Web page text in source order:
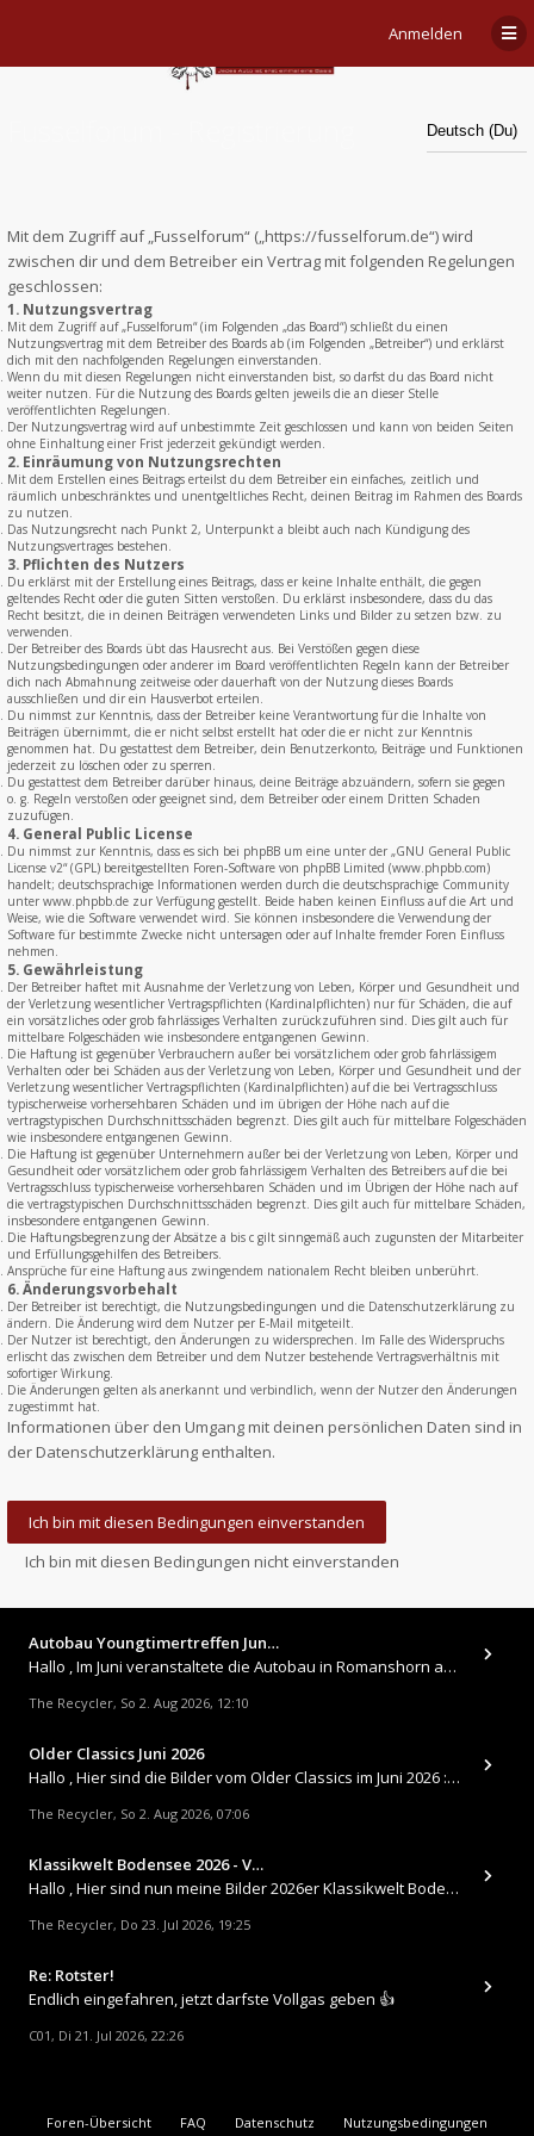
Anmelden
Mit dem Zugriff auf „Fusselforum“ („https://fusselforum.de“) wird
zwischen dir und dem Betreiber ein Vertrag mit folgenden Regelungen
geschlossen:
1. Nutzungsvertrag
Mit dem Zugriff auf „Fusselforum“ (im Folgenden „das Board“) schließt du einen
Nutzungsvertrag mit dem Betreiber des Boards ab (im Folgenden „Betreiber“) und erklärst
dich mit den nachfolgenden Regelungen einverstanden.
Wenn du mit diesen Regelungen nicht einverstanden bist, so darfst du das Board nicht
weiter nutzen. Für die Nutzung des Boards gelten jeweils die an dieser Stelle
veröffentlichten Regelungen.
Der Nutzungsvertrag wird auf unbestimmte Zeit geschlossen und kann von beiden Seiten
ohne Einhaltung einer Frist jederzeit gekündigt werden.
2. Einräumung von Nutzungsrechten
Mit dem Erstellen eines Beitrags erteilst du dem Betreiber ein einfaches, zeitlich und
räumlich unbeschränktes und unentgeltliches Recht, deinen Beitrag im Rahmen des Boards
zu nutzen.
Das Nutzungsrecht nach Punkt 2, Unterpunkt a bleibt auch nach Kündigung des
Nutzungsvertrages bestehen.
3. Pflichten des Nutzers
Du erklärst mit der Erstellung eines Beitrags, dass er keine Inhalte enthält, die gegen
geltendes Recht oder die guten Sitten verstoßen. Du erklärst insbesondere, dass du das
Recht besitzt, die in deinen Beiträgen verwendeten Links und Bilder zu setzen bzw. zu
verwenden.
Der Betreiber des Boards übt das Hausrecht aus. Bei Verstößen gegen diese
Nutzungsbedingungen oder anderer im Board veröffentlichten Regeln kann der Betreiber
dich nach Abmahnung zeitweise oder dauerhaft von der Nutzung dieses Boards
ausschließen und dir ein Hausverbot erteilen.
Du nimmst zur Kenntnis, dass der Betreiber keine Verantwortung für die Inhalte von
Beiträgen übernimmt, die er nicht selbst erstellt hat oder die er nicht zur Kenntnis
genommen hat. Du gestattest dem Betreiber, dein Benutzerkonto, Beiträge und Funktionen
jederzeit zu löschen oder zu sperren.
Du gestattest dem Betreiber darüber hinaus, deine Beiträge abzuändern, sofern sie gegen
o. g. Regeln verstoßen oder geeignet sind, dem Betreiber oder einem Dritten Schaden
zuzufügen.
4. General Public License
Du nimmst zur Kenntnis, dass es sich bei phpBB um eine unter der „GNU General Public
License v2“ (GPL) bereitgestellten Foren-Software von phpBB Limited (www.phpbb.com)
handelt; deutschsprachige Informationen werden durch die deutschsprachige Community
unter www.phpbb.de zur Verfügung gestellt. Beide haben keinen Einfluss auf die Art und
Weise, wie die Software verwendet wird. Sie können insbesondere die Verwendung der
Software für bestimmte Zwecke nicht untersagen oder auf Inhalte fremder Foren Einfluss
nehmen.
5. Gewährleistung
Der Betreiber haftet mit Ausnahme der Verletzung von Leben, Körper und Gesundheit und
der Verletzung wesentlicher Vertragspflichten (Kardinalpflichten) nur für Schäden, die auf
ein vorsätzliches oder grob fahrlässiges Verhalten zurückzuführen sind. Dies gilt auch für
mittelbare Folgeschäden wie insbesondere entgangenen Gewinn.
Die Haftung ist gegenüber Verbrauchern außer bei vorsätzlichem oder grob fahrlässigem
Verhalten oder bei Schäden aus der Verletzung von Leben, Körper und Gesundheit und der
Verletzung wesentlicher Vertragspflichten (Kardinalpflichten) auf die bei Vertragsschluss
typischerweise vorhersehbaren Schäden und im übrigen der Höhe nach auf die
vertragstypischen Durchschnittsschäden begrenzt. Dies gilt auch für mittelbare Folgeschäden
wie insbesondere entgangenen Gewinn.
Die Haftung ist gegenüber Unternehmern außer bei der Verletzung von Leben, Körper und
Gesundheit oder vorsätzlichem oder grob fahrlässigem Verhalten des Betreibers auf die bei
Vertragsschluss typischerweise vorhersehbaren Schäden und im Übrigen der Höhe nach auf
die vertragstypischen Durchschnittsschäden begrenzt. Dies gilt auch für mittelbare Schäden,
insbesondere entgangenen Gewinn.
Die Haftungsbegrenzung der Absätze a bis c gilt sinngemäß auch zugunsten der Mitarbeiter
und Erfüllungsgehilfen des Betreibers.
Ansprüche für eine Haftung aus zwingendem nationalem Recht bleiben unberührt.
6. Änderungsvorbehalt
Der Betreiber ist berechtigt, die Nutzungsbedingungen und die Datenschutzerklärung zu
ändern. Die Änderung wird dem Nutzer per E-Mail mitgeteilt.
Der Nutzer ist berechtigt, den Änderungen zu widersprechen. Im Falle des Widerspruchs
erlischt das zwischen dem Betreiber und dem Nutzer bestehende Vertragsverhältnis mit
sofortiger Wirkung.
Die Änderungen gelten als anerkannt und verbindlich, wenn der Nutzer den Änderungen
zugestimmt hat.
Informationen über den Umgang mit deinen persönlichen Daten sind in
der Datenschutzerklärung enthalten.
Autobau Youngtimertreffen Jun…
Hallo , Im Juni veranstaltete die Autobau in Romanshorn auf ihrem Gelände ein kleines Youngtimertreffen : https://up.
The Recycler, So 2. Aug 2026, 12:10
Older Classics Juni 2026
​Hallo , Hier sind die Bilder vom Older Classics im Juni 2026 : https://up.picr.de/51155940wd.jpg https://up.pic
The Recycler, So 2. Aug 2026, 07:06
Klassikwelt Bodensee 2026 - V…
Hallo , Hier sind nun meine Bilder 2026er Klassikwelt Bodensee 😀 https://up.picr.de/51125547rb.jpg https://up.pi
The Recycler, Do 23. Jul 2026, 19:25
Re: Rotster!
Endlich eingefahren, jetzt darfste Vollgas geben 👍
C01, Di 21. Jul 2026, 22:26
Foren-Übersicht FAQ Datenschutz Nutzungsbedingungen